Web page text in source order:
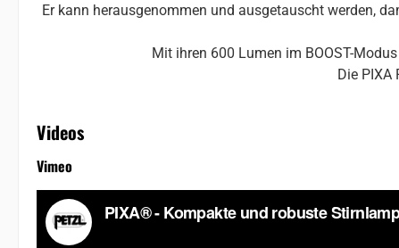
Er kann herausgenommen und ausgetauscht werden,
Mit ihren 600 Lumen im BOOST-
Die PIXA
Videos
Vimeo